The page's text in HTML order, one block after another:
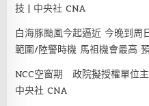
技 | 中央社 CNA
白海豚颱風今起逼近 今晚到周
範圍/陸警時機 馬祖機會最高
NCC空窗期 政院擬授權單位
中央社 CNA